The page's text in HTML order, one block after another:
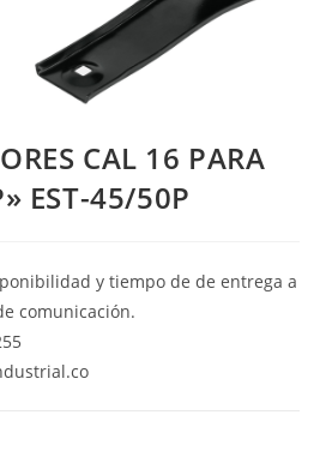
CAL 16 PARA
EST-45/50P
y tiempo de de entrega a
comunicación.